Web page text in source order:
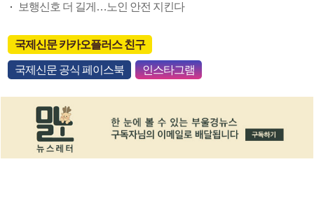
보행신호 더 길게…노인 안전 지킨다
국제신문 카카오플러스 친구
국제신문 공식 페이스북 인스타그램